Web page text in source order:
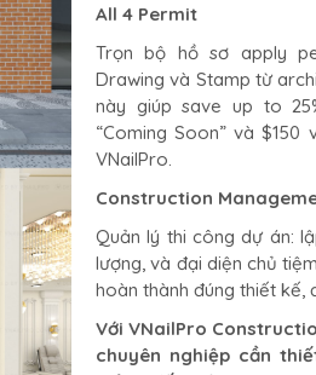
All 4 Permit
Trọn bộ hồ sơ apply
Drawing và Stamp từ
này giúp save up to
“Coming Soon” và
VNailPro.
Construction
Quản lý thi công dự án:
lượng, và đại diện chủ
hoàn thành đúng thiết kế,
Với VNailPro
chuyên nghiệp cần